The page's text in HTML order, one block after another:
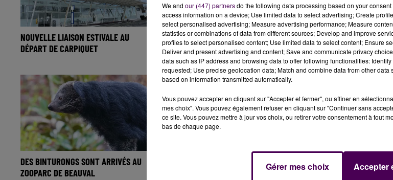
NOUVELLE LIAISON ESTIVALE AU
DÉPART DE CARPIQUET
ON JOUE CES 20 ET 21 AVRIL À LA
LOUPE
LE MANS :
LA GUINGUETTE
DES BINTURONGS SONT ARRIVÉS AU
ZOOPARC DE BEAUVAL
24 HEURES MOTOS : ON CONNAÎT LE
PARCOURS DE LA GRANDE PARADE
VAL-DE-REUIL :
FLAMANTS
We and our (447) partnersdo the following data processing based on your
access information on a device; Use limited data to select advertising; Create
select personalised advertising; Measure advertising performance; Measure
statistics or combinations of data from different sources; Develop and improve
profiles to select personalised content; Use limited data to select content; Ensure
Deliver and present advertising and content; Save and communicate privacy
data such as IP address and browsing data to offer following functionalities:
requested; Use precise geolocation data; Match and combine data from other
based on information transmitted automatically.
Vous pouvez accepter en cliquant sur "Accepter et fermer", ou affiner en
mes choix". Vous pouvez également refuser en cliquant sur "Continuer sans
ce site. Vous pouvez mettre à jour vos choix, ou retirer votre consentement à tout
bas de chaque page.
Gérer mes choix Accepter